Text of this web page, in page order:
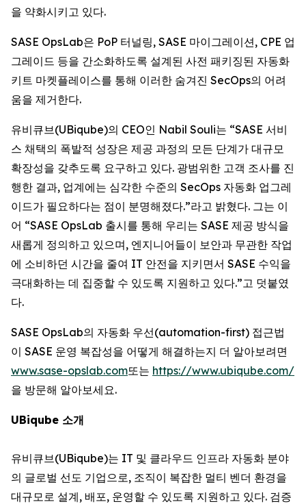
을 약화시키고 있다.
SASE OpsLab은 PoP 터널링, SASE 마이그레이션, CPE 업
그레이드 등을 간소화하도록 설계된 사전 패키징된 자동화
키트 마켓플레이스를 통해 이러한 숨겨진 SecOps의 어려
움을 제거한다.
유비큐브(UBiqube)의 CEO인 Nabil Souli는 “SASE 서비
스 채택의 폭발적 성장은 제공 과정의 모든 단계가 대규모
확장성을 갖추도록 요구하고 있다. 광범위한 고객 조사를 진
행한 결과, 업계에는 심각한 수준의 SecOps 자동화 업그레
이드가 필요하다는 점이 분명해졌다.”라고 밝혔다. 그는 이
어 “SASE OpsLab 출시를 통해 우리는 SASE 제공 방식을
새롭게 정의하고 있으며, 엔지니어들이 보안과 무관한 작업
에 소비하던 시간을 줄여 IT 안전을 지키면서 SASE 수익을
극대화하는 데 집중할 수 있도록 지원하고 있다.”고 덧붙였
다.
SASE OpsLab의 자동화 우선(automation-first) 접근법
이 SASE 운영 복잡성을 어떻게 해결하는지 더 알아보려면
www.sase-opslab.com또는 https://www.ubiqube.com/
을 방문해 알아보세요.
UBiqube 소개
유비큐브(UBiqube)는 IT 및 클라우드 인프라 자동화 분야
의 글로벌 선도 기업으로, 조직이 복잡한 멀티 벤더 환경을
대규모로 설계, 배포, 운영할 수 있도록 지원하고 있다. 검증